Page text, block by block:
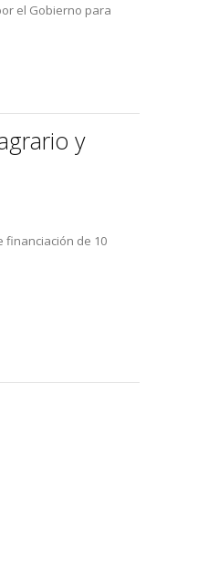
el Gobierno para
y
financiación de 10